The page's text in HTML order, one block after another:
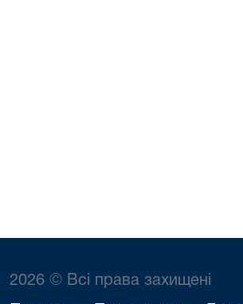
2026 © Всі права захищені